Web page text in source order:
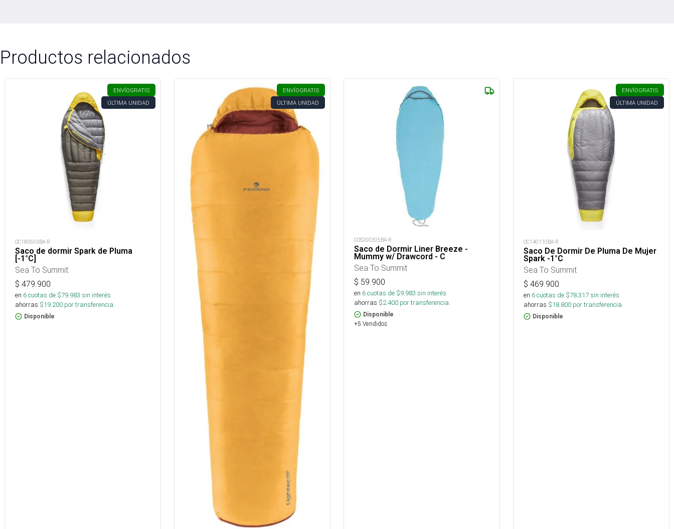
Productos relacionados
ENVÍOGRATIS
ÚLTIMA UNIDAD
OC180603BA-R
Saco de dormir Spark de Pluma
[-1°C]
Sea To Summit
$ 479.900
en 6cuotas de $79.983 sin interés
ahorras $19.200 por transferencia.
Disponible
ENVÍOGRATIS
ÚLTIMA UNIDAD
COS200305BA-R
Saco de Dormir Liner Breeze -
Mummy w/ Drawcord - C
Sea To Summit
$ 59.900
en 6cuotas de $9.983 sin interés
ahorras $2.400 por transferencia.
Disponible
+5 Vendidos
ENVÍOGRATIS
ÚLTIMA UNIDAD
OC140110BA-R
Saco De Dormir De Pluma De Mujer
Spark -1°C
Sea To Summit
$ 469.900
en 6cuotas de $78.317sin interés
ahorras $18.800 por transferencia.
Disponible